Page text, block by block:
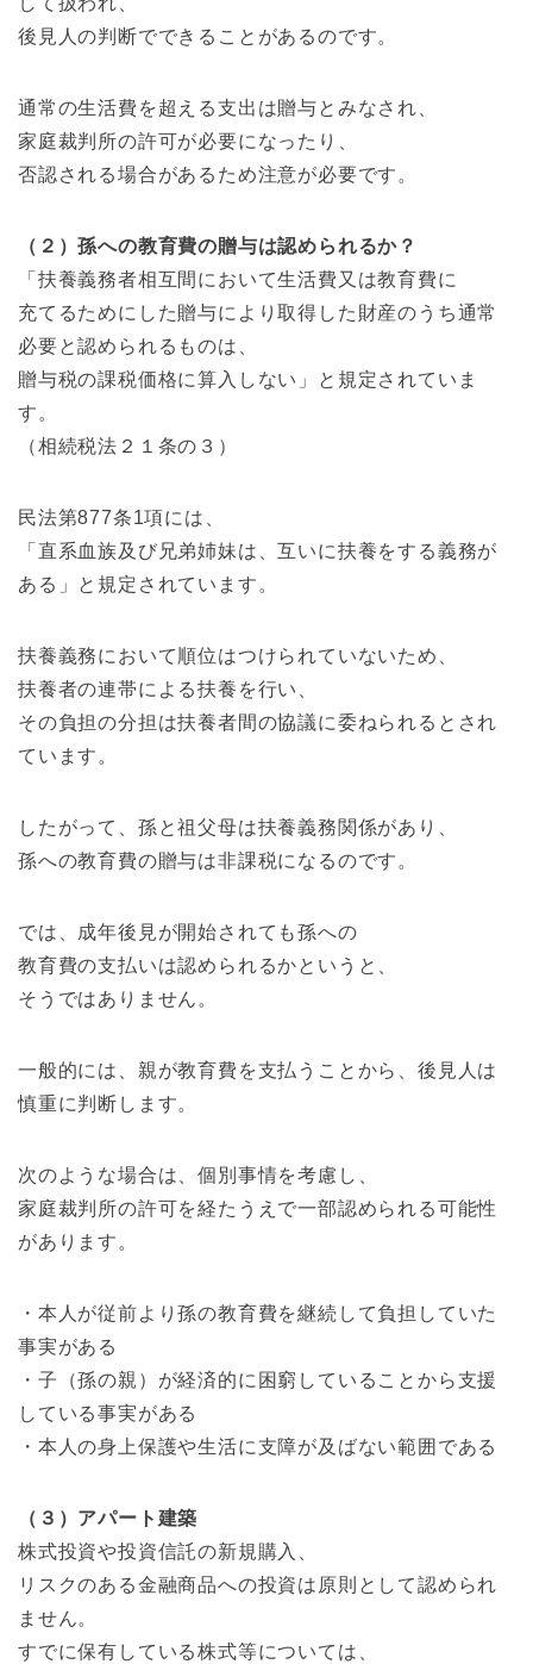
後見人の判断でできることがあるのです。
通常の生活費を超える支出は贈与とみなされ、
家庭裁判所の許可が必要になったり、
否認される場合があるため注意が必要です。
（２）孫への教育費の贈与は認められるか？
「扶養義務者相互間において生活費又は教育費に
充てるためにした贈与により取得した財産のうち通常
必要と認められるものは、
贈与税の課税価格に算入しない」と規定されていま
す。
（相続税法２１条の３）
民法第877条1項には、
「直系血族及び兄弟姉妹は、互いに扶養をする義務が
ある」と規定されています。
扶養義務において順位はつけられていないため、
扶養者の連帯による扶養を行い、
その負担の分担は扶養者間の協議に委ねられるとされ
ています。
したがって、孫と祖父母は扶養義務関係があり、
孫への教育費の贈与は非課税になるのです。
では、成年後見が開始されても孫への
教育費の支払いは認められるかというと、
そうではありません。
一般的には、親が教育費を支払うことから、後見人は
慎重に判断します。
次のような場合は、個別事情を考慮し、
家庭裁判所の許可を経たうえで一部認められる可能性
があります。
・本人が従前より孫の教育費を継続して負担していた
事実がある
・子（孫の親）が経済的に困窮していることから支援
している事実がある
・本人の身上保護や生活に支障が及ばない範囲である
（３）アパート建築
株式投資や投資信託の新規購入、
リスクのある金融商品への投資は原則として認められ
ません。
すでに保有している株式等については、